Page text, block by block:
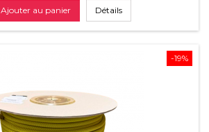
Ajouter au panier Détails
-19%